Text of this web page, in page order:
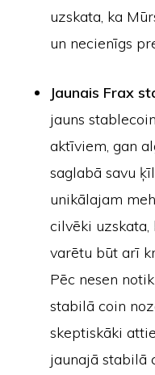
uzskata, ka
un necienīgs
Jaunais Frax
jauns
aktīviem, gan
saglabā savu
unikālajam
cilvēki uzskata,
varētu būt arī
Pēc nesen
stabilā coin
skeptiskāki
jaunajā stabilā